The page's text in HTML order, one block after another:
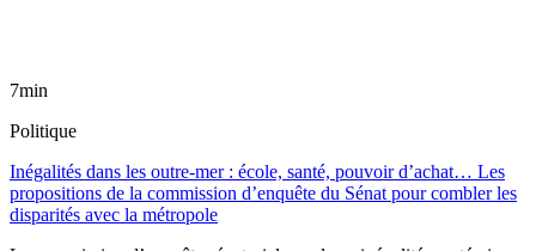
7min
Politique
Inégalités dans les outre-mer : école, santé, pouvoir d’achat… Les
propositions de la commission d’enquête du Sénat pour combler les
disparités avec la métropole